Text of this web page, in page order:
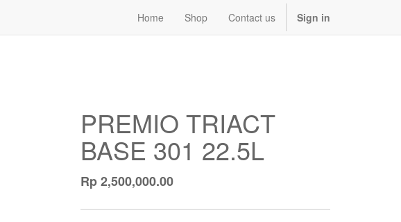
Home Shop Contact us Sign in
PREMIO TRIACT
BASE 301 22.5L
Rp2,500,000.00